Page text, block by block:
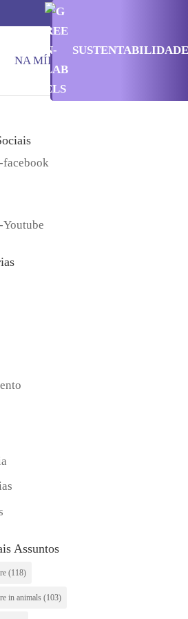
NA MÍDIA
Assuntos
(118)
in animals (103)
SUSTENTABILIDADE